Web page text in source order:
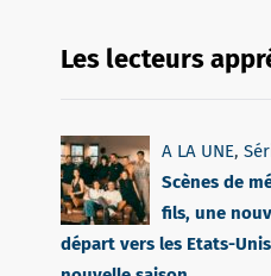
Les lecteurs
A LA UNE,
Scènes de
fils, une
départ vers les Etats-